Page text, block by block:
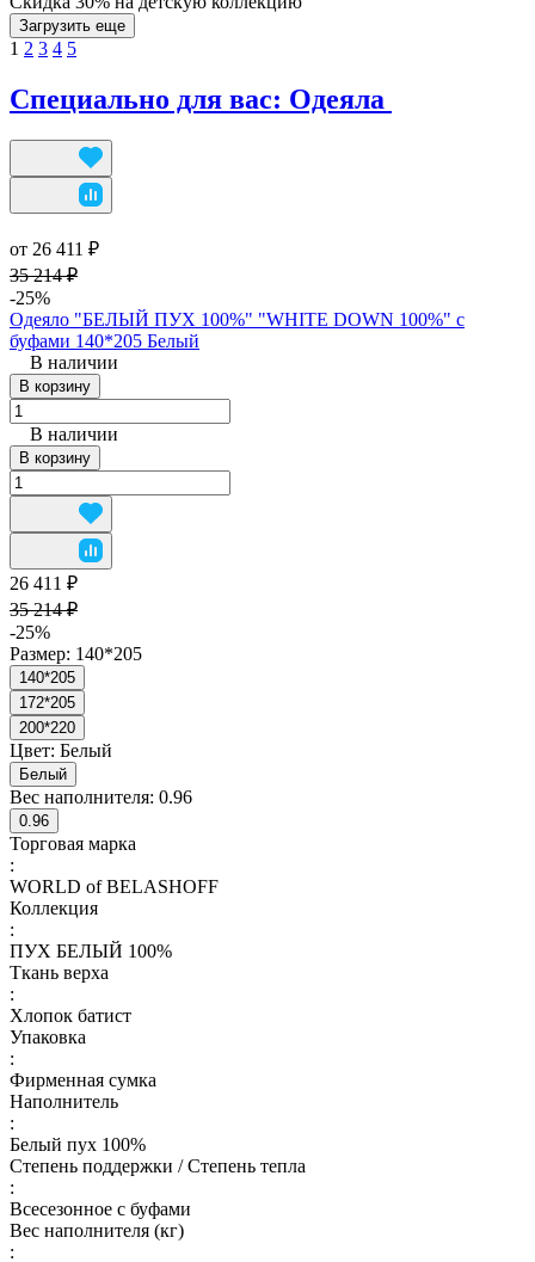
Загрузить еще
1 2 3 4 5
Специально для вас: Одеяла
от 26 411 ₽
35 214 ₽
-25%
Одеяло "БЕЛЫЙ ПУХ 100%" "WHITE DOWN 100%" с
буфами 140*205 Белый
В наличии
В корзину
В наличии
В корзину
26 411 ₽
35 214 ₽
-25%
Размер: 140*205
140*205
172*205
200*220
Цвет: Белый
Белый
Вес наполнителя: 0.96
0.96
Торговая марка
:
WORLD of BELASHOFF
Коллекция
:
ПУХ БЕЛЫЙ 100%
Ткань верха
:
Хлопок батист
Упаковка
:
Фирменная сумка
Наполнитель
:
Белый пух 100%
Степень поддержки / Степень тепла
:
Всесезонное с буфами
Вес наполнителя (кг)
: